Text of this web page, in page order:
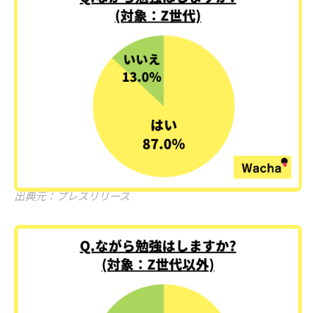
出典元：プレスリリース